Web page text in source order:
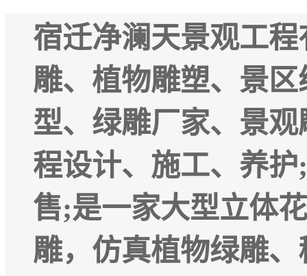
宿迁净澜天景观工
雕、植物雕塑、景
型、绿雕厂家、景
程设计、施工、养
售;是一家大型立体
雕，仿真植物绿雕